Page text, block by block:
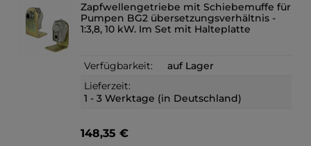
Zapfwellengetriebe mit Schiebemuffe für
Pumpen BG2 übersetzungsverhältnis -
1:3,8, 10 kW. Im Set mit Halteplatte
Verfügbarkeit:
auf Lager
Lieferzeit:
1 - 3 Werktage (in Deutschland)
148,35 €